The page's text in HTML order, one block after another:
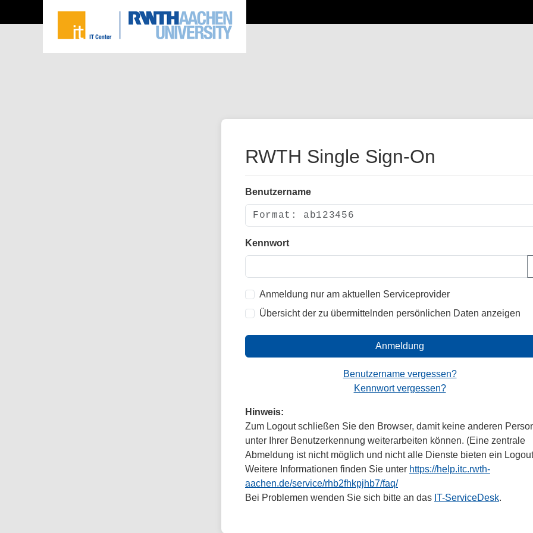
RWTH Single Sign-On
Benutzername
Kennwort
Anmeldung nur am aktuellen Serviceprovider
Übersicht der zu übermittelnden persönlichen Daten anzeigen
Anmeldung
Benutzername vergessen?
Kennwort vergessen?
Hinweis:
Zum Logout schließen Sie den Browser, damit keine anderen
unter Ihrer Benutzerkennung weiterarbeiten können. (Eine zentrale
Abmeldung ist nicht möglich und nicht alle Dienste bieten ein
Weitere Informationen finden Sie unter https://help.itc.rwth-
aachen.de/service/rhb2fhkpjhb7/faq/
Bei Problemen wenden Sie sich bitte an das IT-ServiceDesk.